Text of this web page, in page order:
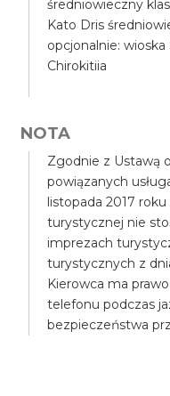
średniowieczny
Kato Dris
opcjonalnie:
Chirokitiia
NOTA
Zgodnie z Ustawą
powiązanych
listopada 2017 roku
turystycznej nie
imprezach
turystycznych z
Kierowca ma
telefonu podczas
bezpieczeństwa